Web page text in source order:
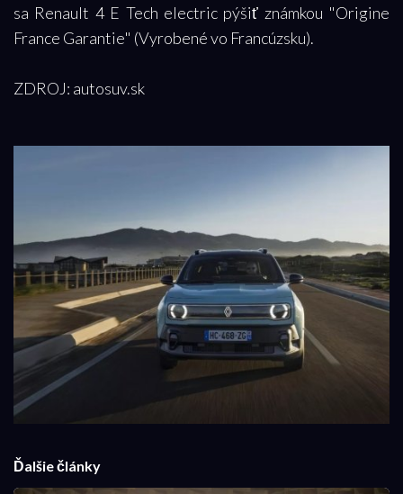
Ďalšie články
sa Renault 4 E Tech electric pýšiť známkou "Origine
France Garantie" (Vyrobené vo Francúzsku).
ZDROJ: autosuv.sk